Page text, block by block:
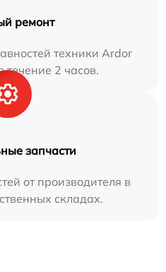
ремонт
техники Ardor
течение 2 часов.
запчасти
от производителя в
складах.